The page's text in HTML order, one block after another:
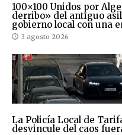
100×100 Unidos por
derribo» del antiguo
gobierno local con una
3 agosto 2026
La Policía Local de
desvincule del caos